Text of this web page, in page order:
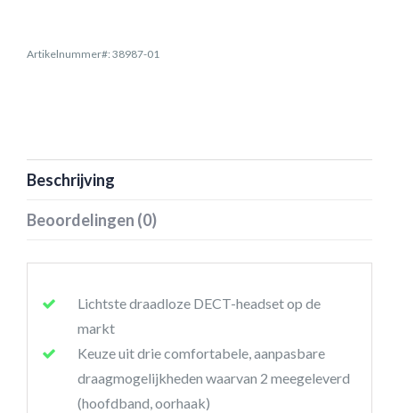
Artikelnummer#: 38987-01
Beschrijving
Beoordelingen (0)
Lichtste draadloze DECT-headset op de
markt
Keuze uit drie comfortabele, aanpasbare
draagmogelijkheden waarvan 2 meegeleverd
(hoofdband, oorhaak)